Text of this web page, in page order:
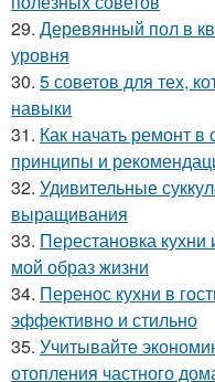
29. Деревянный пол в
уровня
30. 5 советов для тех,
навыки
31. Как начать ремонт
принципы и
32. Удивительные
выращивания
33. Перестановка кухни
мой образ жизни
34. Перенос кухни в
эффективно и стильно
35. Учитывайте
отопления частного